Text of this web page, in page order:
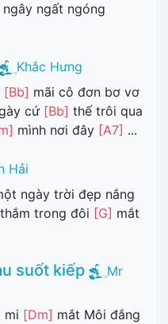
ngất ngóng
Khắc Hưng
[Bb] mãi cô đơn bơ vơ
cứ [Bb] thế trôi qua
mình nơi đây [A7] ...
Hải
ngày trời đẹp nắng
thắm trong đôi [G] mắt
suốt kiếp
Mr
mi [Dm] mắt Môi đắng